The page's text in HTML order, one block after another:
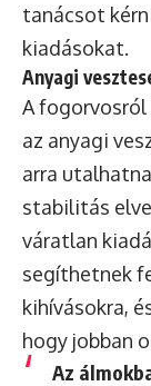
tanácsot
kiadásokat.
Anyagi
A fogorvosról
az anyagi
arra
stabilitás
váratlan
segíthetnek
kihívásokra,
hogy jobban
Az